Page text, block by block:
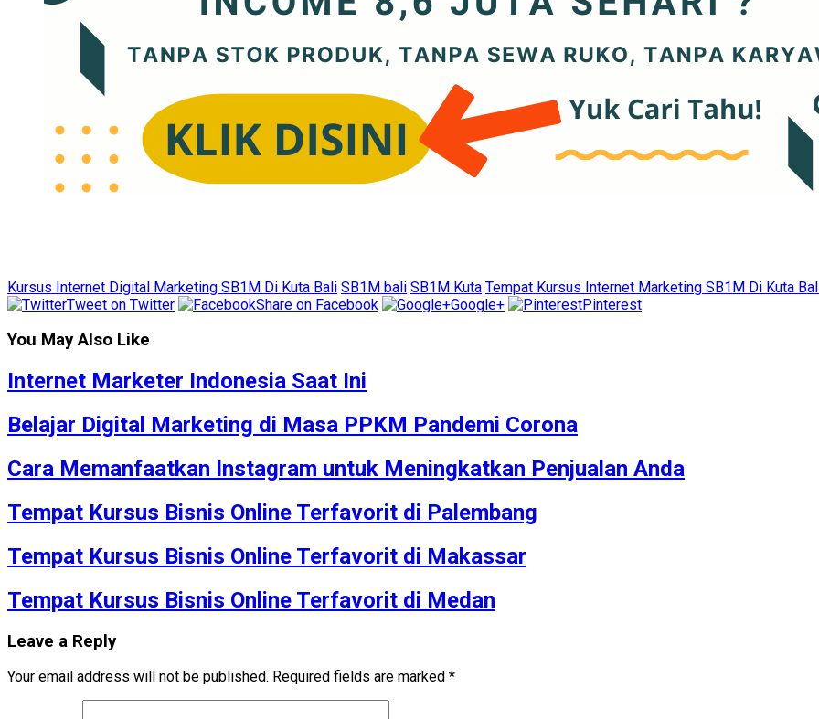
Kursus Internet Digital Marketing SB1M Di Kuta Bali SB1M bali SB1M Kuta Tempat Kursus Internet Marketing SB1M Di Kuta
Tweet on Twitter
Share on Facebook Google+ Pinterest
You May Also Like
Internet Marketer Indonesia Saat Ini
Belajar Digital Marketing di Masa PPKM Pandemi Corona
Cara Memanfaatkan Instagram untuk Meningkatkan Penjualan Anda
Tempat Kursus Bisnis Online Terfavorit di Palembang
Tempat Kursus Bisnis Online Terfavorit di Makassar
Tempat Kursus Bisnis Online Terfavorit di Medan
Leave a Reply
Your email address will not be published. Required fields are marked *